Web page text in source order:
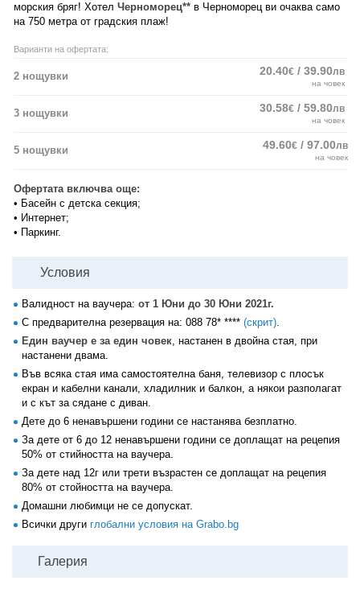
морския бряг! Хотел Черноморец** в Черноморец ви очаква само
на 750 метра от градския плаж!
Варианти на офертата:
2 нощувки 20.40€ / 39.90лв
на човек
3 нощувки 30.58€ / 59.80лв
на човек
5 нощувки 49.60€ / 97.00лв
на човек
Офертата включва още:
• Басейн с детска секция;
• Интернет;
• Паркинг.
Условия
Валидност на ваучера: от 1 Юни до 30 Юни 2021г.
С предварителна резервация на: 088 78* **** (скрит).
Един ваучер е за един човек, настанен в двойна стая, при
настанени двама.
Във всяка стая има самостоятелна баня, телевизор с плосък
екран и кабелни канали, хладилник и балкон, а някои разполагат
и с кът за сядане с диван.
Дете до 6 ненавършени години се настанява безплатно.
За дете от 6 до 12 ненавършени години се доплащат на рецепия
50% от стийността на ваучера.
За дете над 12г или трети възрастен се доплащат на рецепия
80% от стойността на ваучера.
Домашни любимци не се допускат.
Всички други глобални условия на Grabo.bg
Галерия